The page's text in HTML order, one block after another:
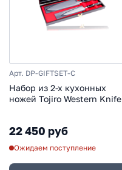
Арт. DP-GIFTSET-C
Набор из 2-х кухонных
ножей Tojiro Western Knife
стабилизированная
древесина
22 450 руб
Ожидаем поступление